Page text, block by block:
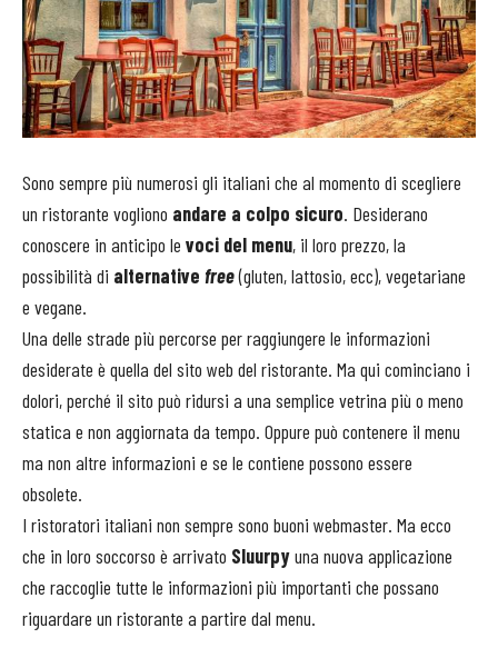
Sono sempre più numerosi gli italiani che al momento di scegliere
un ristorante vogliono andare a colpo sicuro. Desiderano
conoscere in anticipo le voci del menu, il loro prezzo, la
possibilità di alternative free(gluten, lattosio, ecc), vegetariane
e vegane.
Una delle strade più percorse per raggiungere le informazioni
desiderate è quella del sito web del ristorante. Ma qui cominciano i
dolori, perché il sito può ridursi a una semplice vetrina più o meno
statica e non aggiornata da tempo. Oppure può contenere il menu
ma non altre informazioni e se le contiene possono essere
obsolete.
I ristoratori italiani non sempre sono buoni webmaster. Ma ecco
che in loro soccorso è arrivato Sluurpyuna nuova applicazione
che raccoglie tutte le informazioni più importanti che possano
riguardare un ristorante a partire dal menu.